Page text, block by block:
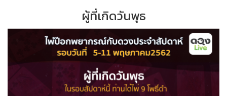
ผู้ที่เกิดวันพุธ